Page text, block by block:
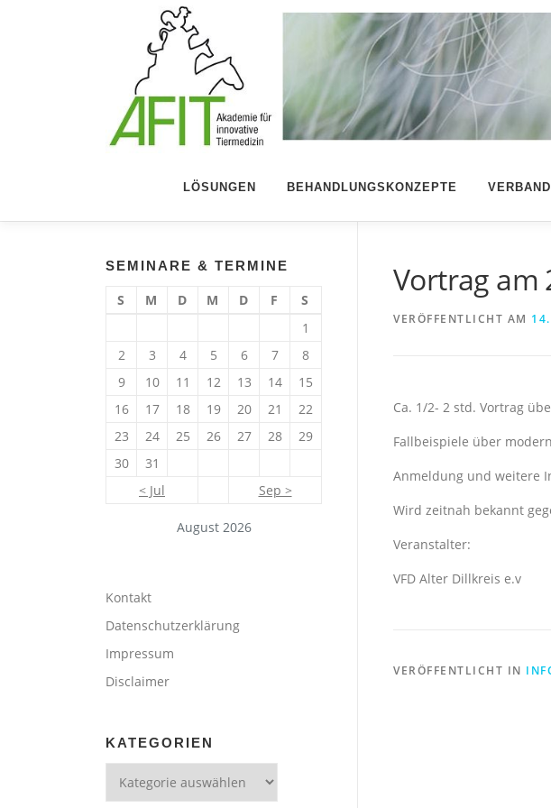
LÖSUNGEN BEHANDLUNGSKONZEPTE
Vortrag am
VERÖFFENTLICHT AM
Ca. 1/2- 2 std. Vortrag
Fallbeispiele über
Anmeldung und weitere
Wird zeitnah bekannt
Veranstalter:
VFD Alter Dillkreis e.v
VERÖFFENTLICHT IN
SEMINARE & TERMINE
August 2026
S M D M D F
S
1
2
3 4 5 6 7
8
9
10 11 12 13 14
15
16
17 18 19 20 21
22
23
24 25 26 27 28
29
30
31
< Jul
Sep >
Kontakt
Datenschutzerklärung
Impressum
Disclaimer
KATEGORIEN